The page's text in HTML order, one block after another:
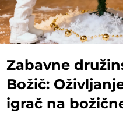
Zabavne
Božič:
igrač na